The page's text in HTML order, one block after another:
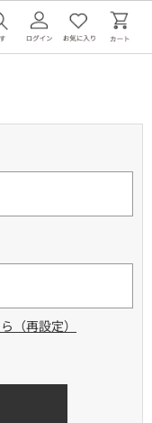
（再設定）